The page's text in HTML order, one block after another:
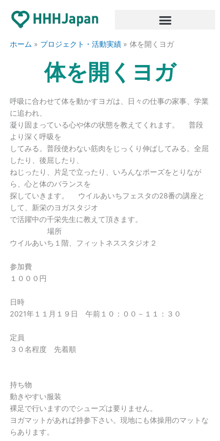
ホーム プロジェクト・活動実績 体を開くヨガ
体を開くヨガ
呼吸に合わせて体を動かすヨガは、日々の仕事の家事、学業
に追われ、
凝り固まっている心や体の状態を教えてくれます。 普段
より深く呼吸を
してみる。普段使わない筋肉をじっくり伸ばしてみる。全屈
したり、後屈したり、
ねじったり、片足で立ったり、いろんなポーズをとりなが
ら、心と体のバランスを
探していきます。 ウイルあいちフェスタの28番の講座と
して、新栄のヨガスタジオ
で活躍中の千栄先生に教えて頂きます。
場所
ウイルあいち１階、フィットネススタジオ２
参加費
１０００円
日時
2021年１１月１９日 午前１０：００－１１：３０
定員
３０名程度 先着順
持ち物
動きやすい服装
裸足で行いますのでシューズは要りません。
ヨガマットがあれば持参下さい。現地にも体操用のマットな
らあります。